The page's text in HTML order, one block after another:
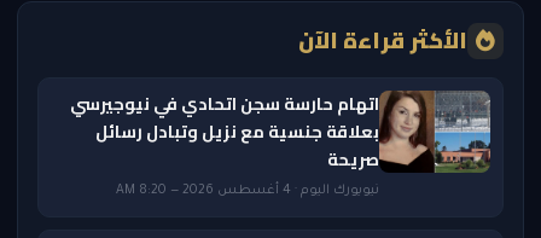
الأكثر قراءة الآن
اتهام حارسة سجن اتحادي في نيوجيرسي
بعلاقة جنسية مع نزيل وتبادل رسائل
صريحة
نيويورك اليوم · 4 أغسطس 2026 — 8:20 AM